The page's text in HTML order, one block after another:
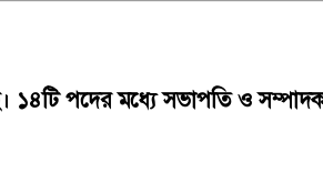
১৪টি পদের মধ্যে সভাপতি ও